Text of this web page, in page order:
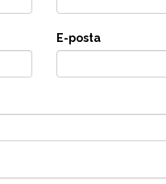
E-posta